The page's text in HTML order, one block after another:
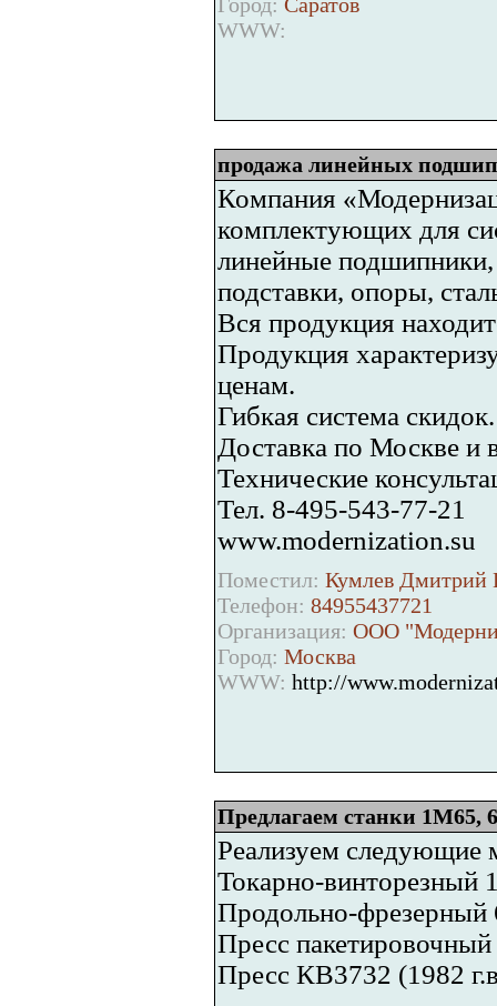
WWW:
продажа линейных
Компания
комплектующих для
линейные
подставки, опоры,
Вся продукция
Продукция
ценам.
Гибкая система скидок.
Доставка по Москве и
Технические
Тел. 8-495-543-77-21
www.modernization.su
Поместил: Кумлев Дмитрий
Телефон: 84955437721
Организация: ООО
Город: Москва
WWW: http://
Предлагаем станки 1М65,
Реализуем следующие
Токарно-винторезный
Продольно-фрезерный
Пресс
Пресс КВ3732 (1982